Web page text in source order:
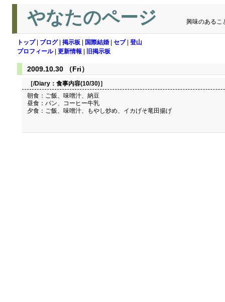
やなたのページ 興味のあるこ
トップ| ブログ| 掲示板 国際結婚 セブ| 登山
プロフィール| 更新情報 旧掲示板
2009.10.30 （Fri）
［/Diary： 食事内容(10/30)］
朝食：ご飯、味噌汁、納豆
昼食：パン、コーヒー牛乳
夕食：ご飯、味噌汁、もやし炒め、イカげそ竜田揚げ